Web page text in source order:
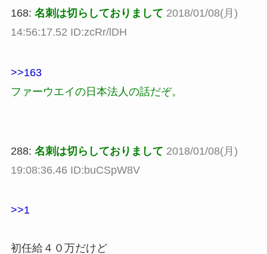
168: 名刺は切らしておりまして 2018/01/08(月)
14:56:17.52 ID:zcRr/lDH
>>163
ファーウエイの日本法人の話だぞ。
288: 名刺は切らしておりまして 2018/01/08(月)
19:08:36.46 ID:buCSpW8V
>>1
初任給４０万だけど